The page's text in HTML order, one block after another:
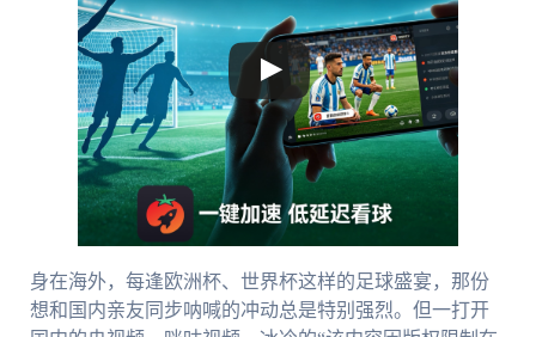
身在海外，每逢欧洲杯、世界杯这样的足球盛宴，那份
想和国内亲友同步呐喊的冲动总是特别强烈。但一打开